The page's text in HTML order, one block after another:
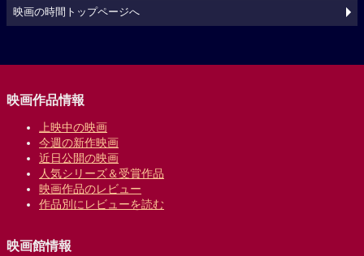
映画の時間トップページへ
映画作品情報
上映中の映画
今週の新作映画
近日公開の映画
人気シリーズ＆受賞作品
映画作品のレビュー
作品別にレビューを読む
映画館情報